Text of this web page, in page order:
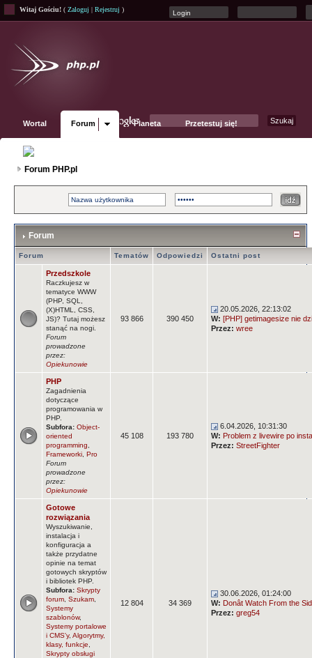
Witaj Gościu! ( Zaloguj | Rejestruj )
Wortal Forum Planeta Przetestuj się!
Forum PHP.pl
Forum
Forum Tematów Odpowiedzi Ostatni post
Przedszkole
Raczkujesz w
tematyce WWW
(PHP, SQL,
(X)HTML, CSS,
JS)? Tutaj możesz
stanąć na nogi.
Forum
prowadzone
przez:
Opiekunowie
93 866 390 450
20.05.2026, 22:13:02
W: [PHP] getimagesize nie
Przez: wree
PHP
Zagadnienia
dotyczące
programowania w
PHP.
Subfora: Object-
oriented
programming
Frameworki Pro
Forum
prowadzone
przez:
Opiekunowie
45 108 193 780
6.04.2026, 10:31:30
W: Problem z livewire po
Przez: StreetFighter
Gotowe
rozwiązania
Wyszukiwanie,
instalacja i
konfiguracja a
także przydatne
opinie na temat
gotowych skryptów
i bibliotek PHP.
Subfora: Skrypty
forum Szukam
Systemy
szablonów,
Systemy portalowe
i CMS'y, Algorytmy,
klasy, funkcje
Skrypty obsługi
12 804 34 369
30.06.2026, 01:24:00
W: Donât Watch From the
Przez: greg54